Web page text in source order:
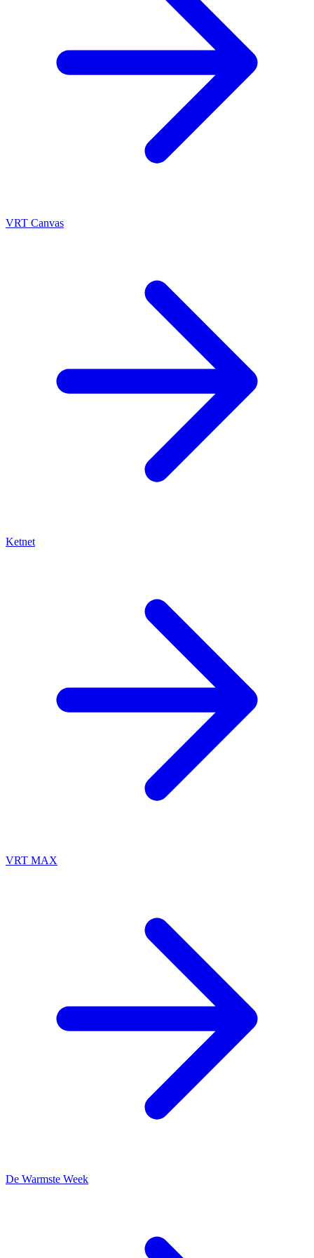
VRT Canvas
Ketnet
VRT MAX
De Warmste Week